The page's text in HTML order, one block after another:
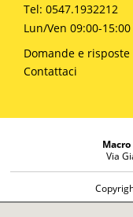
Tel: 0547.1932212
Lun/Ven 09:00-15:00
Domande e risposte
Contattaci
Via